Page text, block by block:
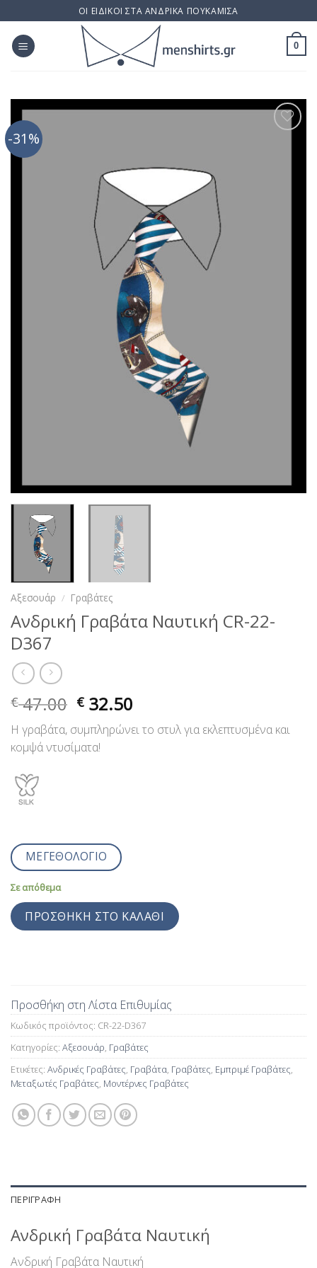
to
content
ΟΙ ΕΙΔΙΚΟΙ ΣΤΑ ΑΝΔΡΙΚΑ ΠΟΥΚΑΜΙΣΑ
0
-31%
Αξεσουάρ / Γραβάτες
Ανδρική Γραβάτα Ναυτική CR-22-
D367
€47.00 € 32.50
Η γραβάτα, συμπληρώνει το στυλ για εκλεπτυσμένα και
κομψά ντυσίματα!
ΜΕΓΕΘΟΛΟΓΙΟ
Σε απόθεμα
ΠΡΟΣΘΉΚΗ ΣΤΟ ΚΑΛΆΘΙ
Προσθήκη στη Λίστα Επιθυμίας
Κωδικός προϊόντος: CR-22-D367
Κατηγορίες: Αξεσουάρ, Γραβάτες
Ετικέτες: Ανδρικές Γραβάτες, Γραβάτα, Γραβάτες, Εμπριμέ Γραβάτες,
Μεταξωτές Γραβάτες, Μοντέρνες Γραβάτες
ΠΕΡΙΓΡΑΦΉ
Ανδρική Γραβάτα Ναυτική
Ανδρική Γραβάτα Ναυτική